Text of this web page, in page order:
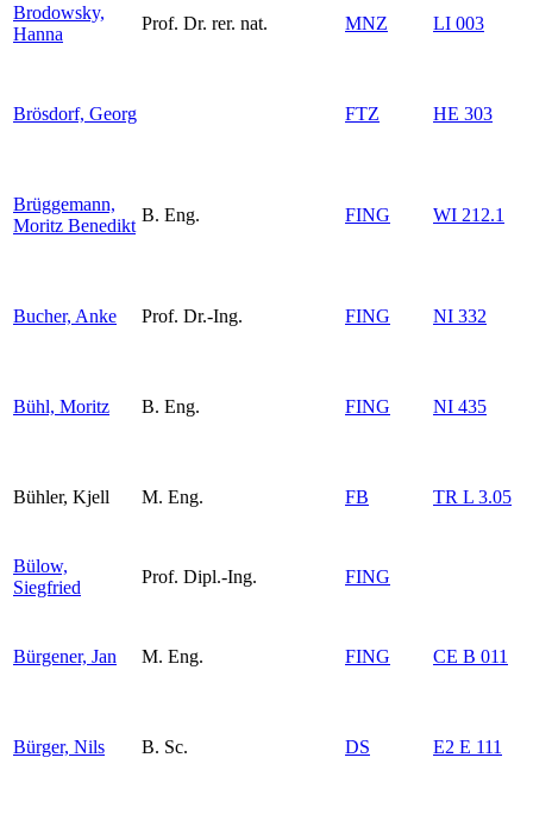
Brodowsky,
Hanna
Prof. Dr. rer. nat. MNZ LI 003
Brösdorf, Georg FTZ HE 303
Brüggemann,
Moritz Benedikt
B. Eng. FING WI 212.1
Bucher, Anke Prof. Dr.-Ing. FING NI 332
Bühl, Moritz B. Eng. FING NI 435
Bühler, Kjell M. Eng. FB TR L 3.05
Bülow,
Siegfried
Prof. Dipl.-Ing. FING
Bürgener, Jan M. Eng. FING CE B 011
Bürger, Nils B. Sc. DS E2 E 111